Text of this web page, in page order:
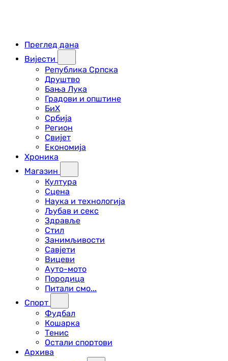
Преглед дана
Вијести
Република Српска
Друштво
Бања Лука
Градови и општине
БиХ
Србија
Регион
Свијет
Економија
Хроника
Магазин
Култура
Сцена
Наука и технологија
Љубав и секс
Здравље
Стил
Занимљивости
Савјети
Вицеви
Ауто-мото
Породица
Питали смо...
Спорт
Фудбал
Кошарка
Тенис
Остали спортови
Архива